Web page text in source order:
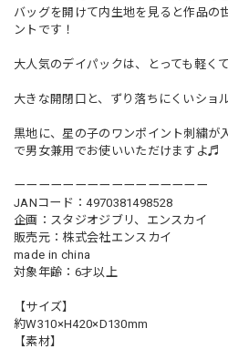
バッグを開けて内生地を見ると作品の
ントです！
大人気のデイパックは、とっても軽く
大きな開閉口と、ずり落ちにくいショ
黒地に、星の子のワンポイント刺繍が
で男女兼用でお使いいただけますよ♬
ーーーーーーーーーーーーーーーー
JANコード：4970381498528
企画：スタジオジブリ、エンスカイ
販売元：株式会社エンスカイ
made in china
対象年齢：6才以上
【サイズ】
約W310×H420×D130mm
【素材】